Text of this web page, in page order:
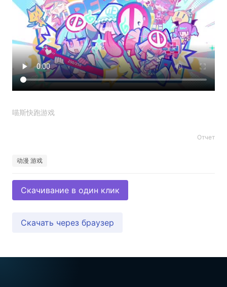
喵斯快跑游戏
Отчет
动漫 游戏
Скачивание в один клик
Скачать через браузер